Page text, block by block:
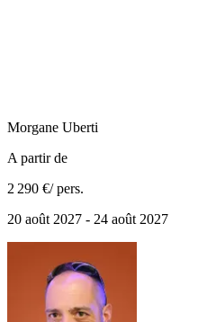
Morgane Uberti
A partir de
2 290 €/ pers.
20 août 2027 - 24 août 2027